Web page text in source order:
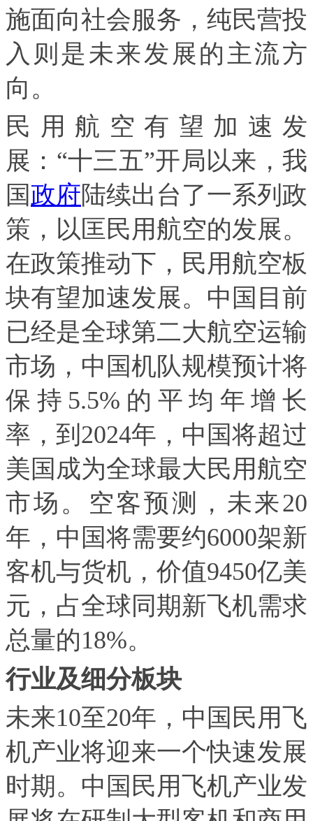
施面向社会服务，纯民营投
入则是未来发展的主流方
向。
民用航空有望加速发
展：“十三五”开局以来，我
国政府陆续出台了一系列政
策，以匡民用航空的发展。
在政策推动下，民用航空板
块有望加速发展。中国目前
已经是全球第二大航空运输
市场，中国机队规模预计将
保持5.5%的平均年增长
率，到2024年，中国将超过
美国成为全球最大民用航空
市场。空客预测，未来20
年，中国将需要约6000架新
客机与货机，价值9450亿美
元，占全球同期新飞机需求
总量的18%。
行业及细分板块
未来10至20年，中国民用飞
机产业将迎来一个快速发展
时期。中国民用飞机产业发